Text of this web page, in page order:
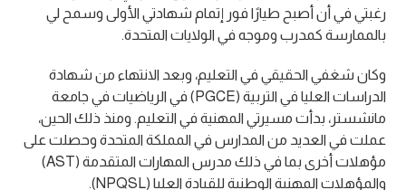
رغبتي في أن أصبح طيارًا فور إتمام شهادتي الأولى وسمح لي
بالممارسة كمدرب وموجه في الولايات المتحدة.
وكان شغفي الحقيقي في التعليم، وبعد الانتهاء من شهادة
الدراسات العليا في التربية (PGCE) في الرياضيات في جامعة
مانشستر، بدأت مسيرتي المهنية في التعليم. ومنذ ذلك الحين،
عملت في العديد من المدارس في المملكة المتحدة وحصلت على
مؤهلات أخرى بما في ذلك مدرس المهارات المتقدمة (AST)
والمؤهلات المهنية الوطنية للقيادة العليا (NPQSL).